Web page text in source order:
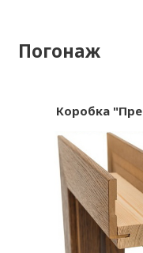
Погонаж
Коробка